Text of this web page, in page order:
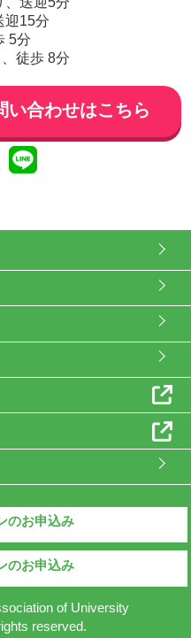
迎15分
5分
徒歩 8分
い合わせはこちら
のお申込み
のお申込み
of University
reserved.